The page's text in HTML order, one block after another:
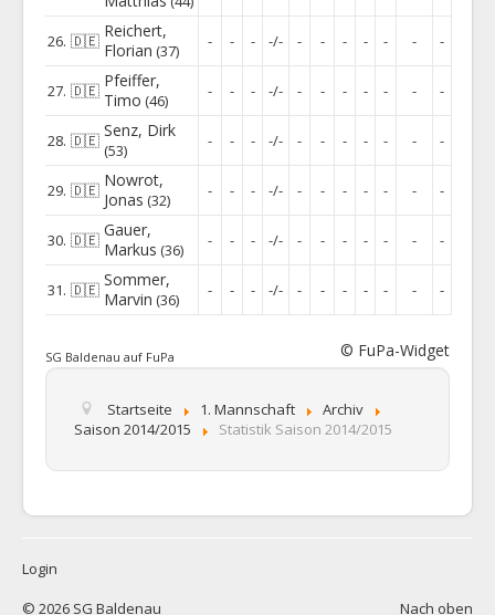
26. 🇩🇪 Reichert,
Florian (37) - - - -/- - - - - - - -
27. 🇩🇪 Pfeiffer,
Timo (46) - - - -/- - - - - - - -
28. 🇩🇪 Senz, Dirk
(53) - - - -/- - - - - - - -
29. 🇩🇪 Nowrot,
Jonas (32) - - - -/- - - - - - - -
30. 🇩🇪 Gauer,
Markus (36) - - - -/- - - - - - - -
31. 🇩🇪 Sommer,
Marvin (36) - - - -/- - - - - - - -
© FuPa-Widget
SG Baldenau auf FuPa
Startseite 1. Mannschaft
Archiv
Saison 2014/2015
Statistik Saison 2014/2015
Login
Nach oben
© 2026 SG Baldenau